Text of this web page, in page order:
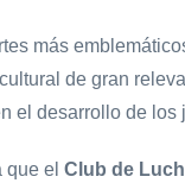
más
de gran
el desarrollo de
el Club de